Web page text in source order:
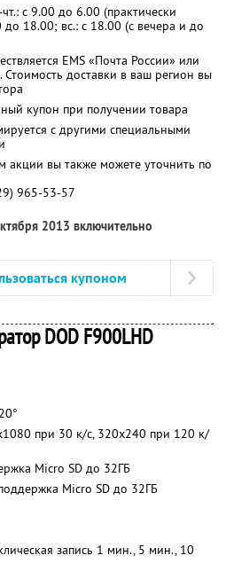
с 9.00 до 6.00 (практически
до 18.00; вс.: с 18.00 (с вечера и до
EMS «Почта России» или
доставки в ваш регион вы
купон при получении товара
с другими специальными
вы также можете уточнить по
965-53-57
2013 включительно
купоном
DOD F900LHD
при 30 к/с, 320x240 при 120 к/
Micro SD до 32ГБ
Micro SD до 32ГБ
запись 1 мин., 5 мин., 10